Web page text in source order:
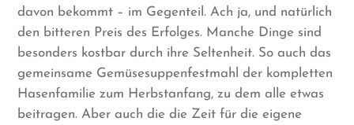
davon bekommt – im Gegenteil. Ach ja, und natürlich
den bitteren Preis des Erfolges. Manche Dinge sind
besonders kostbar durch ihre Seltenheit. So auch das
gemeinsame Gemüsesuppenfestmahl der kompletten
Hasenfamilie zum Herbstanfang, zu dem alle etwas
beitragen. Aber auch die die Zeit für die eigene